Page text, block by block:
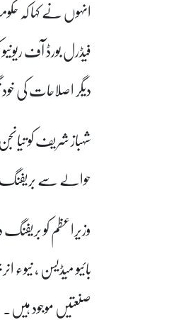
انہوں نے کہا کہ
فیڈرل بورڈ آف
دیگر اصلاحات کی
شہباز شریف کو
حوالے سے
وزیراعظم کو بریفنگ
بائیو میڈیسن ،
صنعتیں موجود ہیں۔